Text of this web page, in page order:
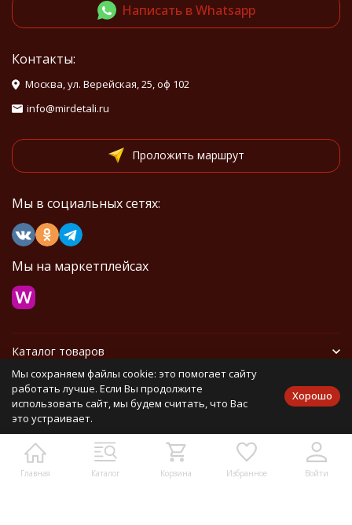
Главная Каталог Корзина Избранное Войти
Написать в Whatsapp
Контакты:
Москва, ул. Верейская, 25, оф 102
info@mirdetali.ru
Проложить маршрут
Мы в социальных сетях:
Мы на маркетплейсах
Каталог товаров
Информация
Политика персональных данных Карта сайта
Мы сохраняем файлы cookie: это помогает сайту
работать лучше. Если Вы продолжите
использовать сайт, мы будем считать, что Вас
это устраивает.
Хорошо